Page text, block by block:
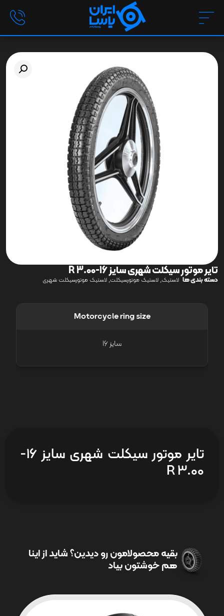
تایر موتور سیکلت شهری سایز 16-3.00 R
دسته بندی ها لاستیک, لاستیک موتورسیکلت, لاستیک موتورسیکلت شهری
Motorcycle ring size
سایز 16
تایر موتور سیکلت شهری سایز 16-
3.00 R
بقیه محصولامون رو دیدین؟ شاید از اینا
هم خوشتون بیاد